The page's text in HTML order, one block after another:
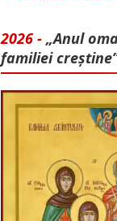
2026 - „Anul
familiei